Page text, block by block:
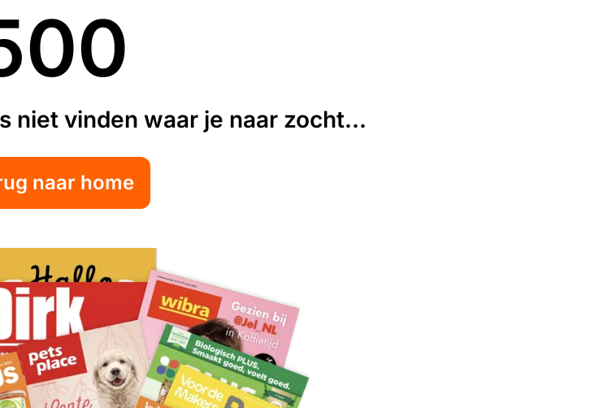
500
niet vinden waar je naar zocht...
naar home